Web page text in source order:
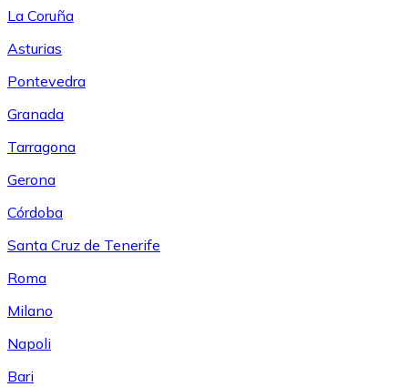
La Coruña
Asturias
Pontevedra
Granada
Tarragona
Gerona
Córdoba
Santa Cruz de Tenerife
Roma
Milano
Napoli
Bari